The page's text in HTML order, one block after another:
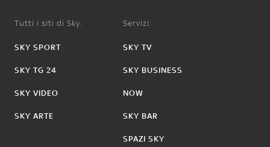
Tutti i siti di Sky:
SKY SPORT
SKY TG 24
SKY VIDEO
SKY ARTE
Servizi:
SKY TV
SKY BUSINESS
NOW
SKY BAR
SPAZI SKY